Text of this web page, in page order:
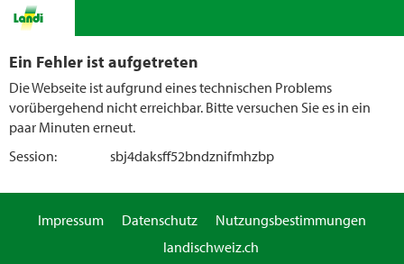
Ein Fehler ist aufgetreten
Die Webseite ist aufgrund eines technischen Problems
vorübergehend nicht erreichbar. Bitte versuchen Sie es in ein
paar Minuten erneut.
Session:
sbj4daksff52bndznifmhzbp
Impressum Datenschutz
Nutzungsbestimmungen
landischweiz.ch